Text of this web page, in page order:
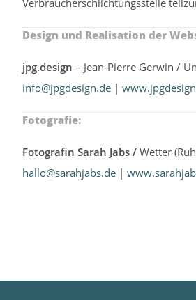
Design und Realisation der
jpg.design – Jean-Pierre Gerwin /
info@jpgdesign.de |
Fotografie:
Fotografin Sarah Jabs /Wetter
hallo@sarahjabs.de |